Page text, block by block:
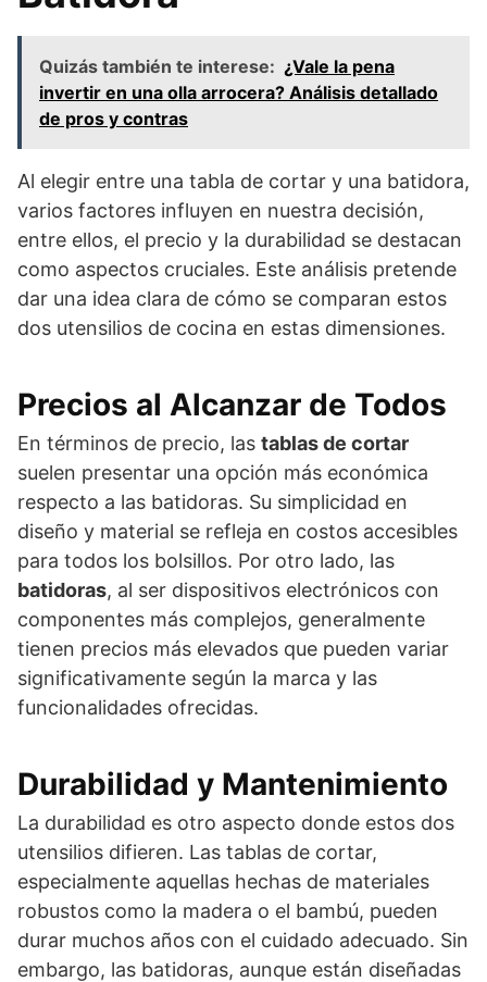
Quizás también te interese: ¿Vale la pena
invertir en una olla arrocera? Análisis detallado
de pros y contras
Al elegir entre una tabla de cortar y una batidora,
varios factores influyen en nuestra decisión,
entre ellos, el precio y la durabilidad se destacan
como aspectos cruciales. Este análisis pretende
dar una idea clara de cómo se comparan estos
dos utensilios de cocina en estas dimensiones.
Precios al Alcanzar de Todos
En términos de precio, las tablas de cortar
suelen presentar una opción más económica
respecto a las batidoras. Su simplicidad en
diseño y material se refleja en costos accesibles
para todos los bolsillos. Por otro lado, las
batidoras, al ser dispositivos electrónicos con
componentes más complejos, generalmente
tienen precios más elevados que pueden variar
significativamente según la marca y las
funcionalidades ofrecidas.
Durabilidad y Mantenimiento
La durabilidad es otro aspecto donde estos dos
utensilios difieren. Las tablas de cortar,
especialmente aquellas hechas de materiales
robustos como la madera o el bambú, pueden
durar muchos años con el cuidado adecuado. Sin
embargo, las batidoras, aunque están diseñadas